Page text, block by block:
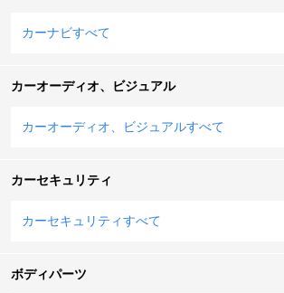
カーナビすべて
カーオーディオ、ビジュアル
カーオーディオ、ビジュアルすべて
カーセキュリティ
カーセキュリティすべて
ボディパーツ